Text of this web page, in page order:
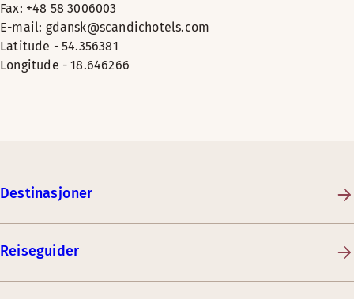
Fax: +48 58 3006003
E-mail: gdansk@scandichotels.com
Latitude - 54.356381
Longitude - 18.646266
Destinasjoner
Reiseguider